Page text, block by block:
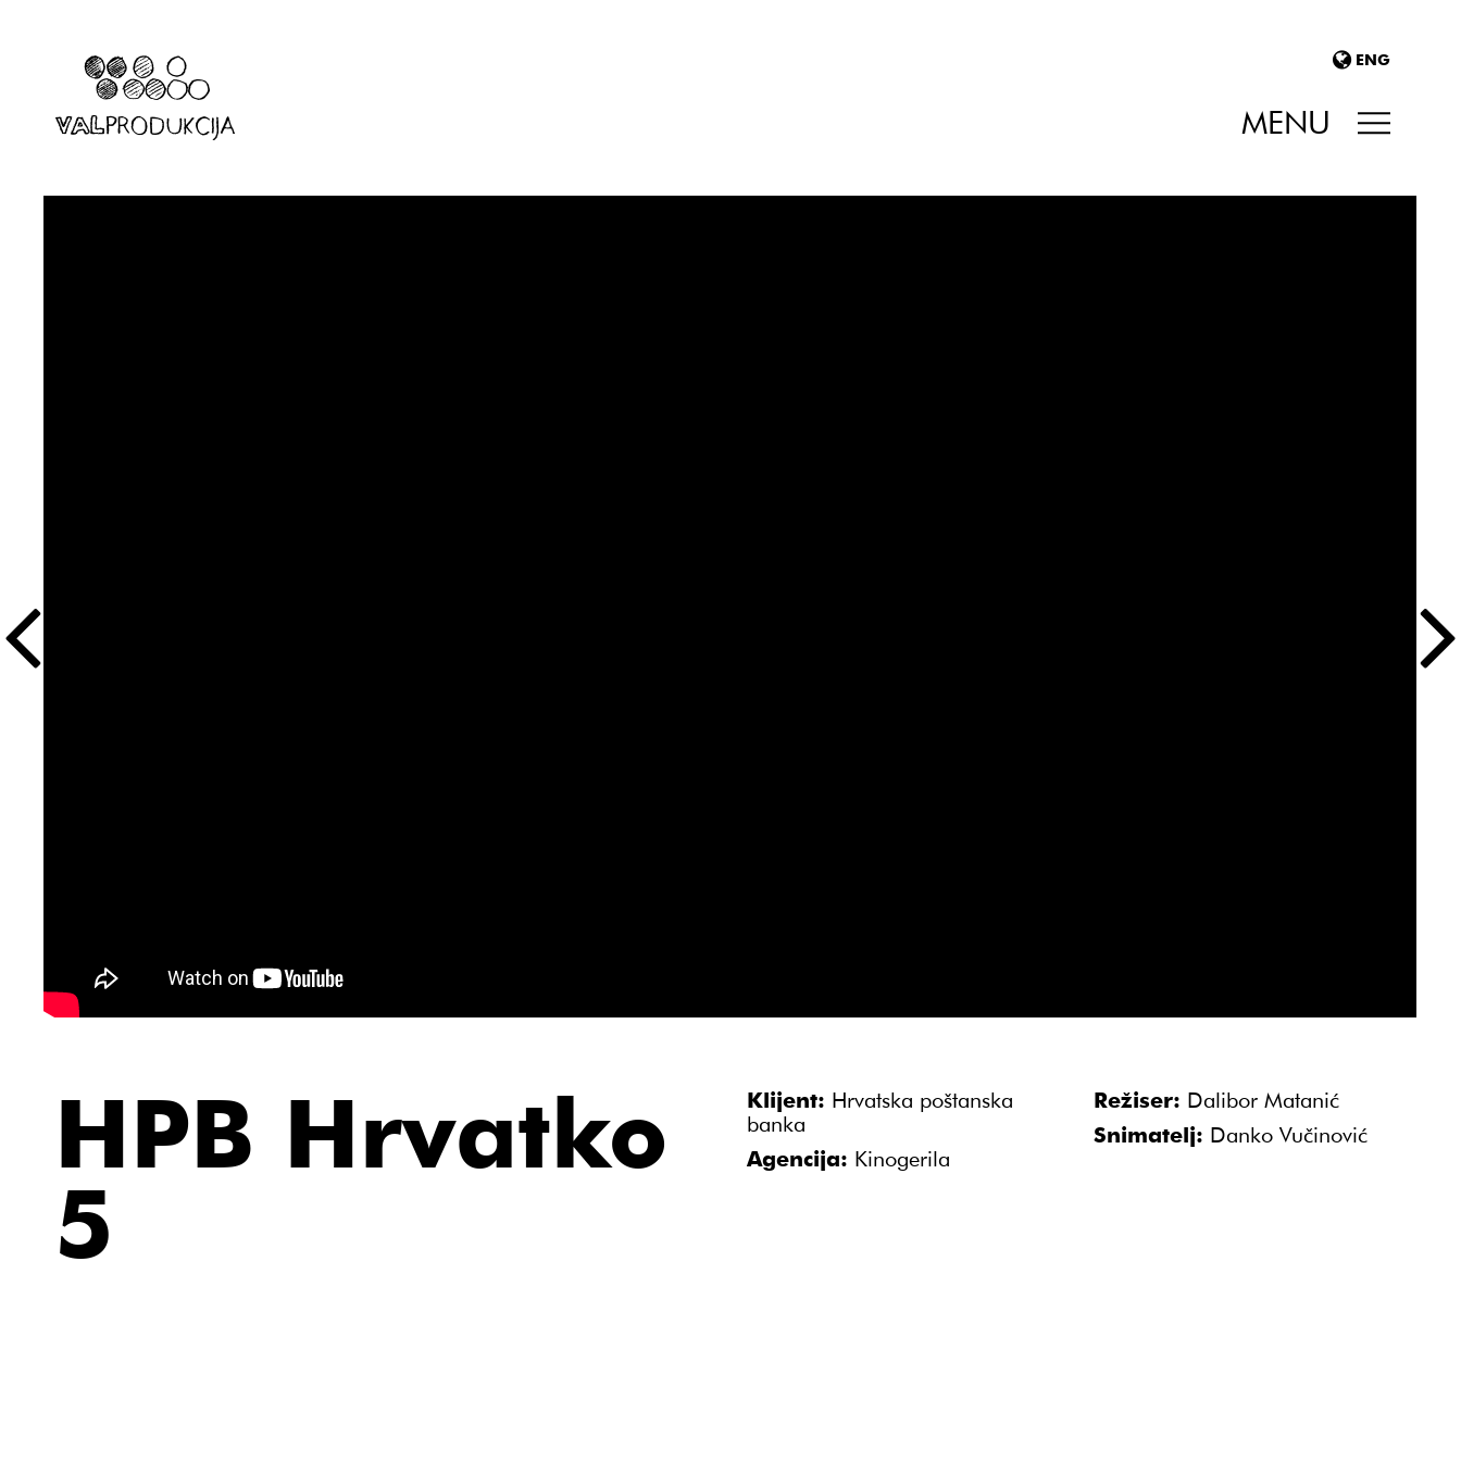
ENG
MENU
HPB Hrvatko
5
Klijent: Hrvatska poštanska
banka
Agencija: Kinogerila
Režiser: Dalibor Matanić
Snimatelj: Danko Vučinović